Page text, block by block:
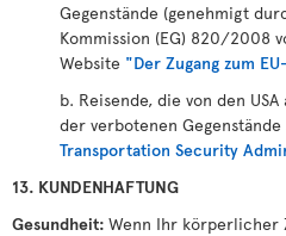
Gegenstände (genehmigt
Kommission (EG) 820/2008
Website "Der Zugang zum
b. Reisende, die von den
der verbotenen
Transportation Security
13. KUNDENHAFTUNG
Gesundheit: Wenn Ihr körperlicher